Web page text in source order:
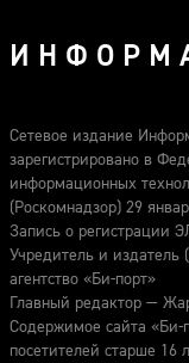
Сетевое издание
зарегистрировано в
информационных
(Роскомнадзор) 29
Запись о регистрации
Учредитель и
агентство «Би-порт»
Главный редактор —
Содержимое сайта «Би-
посетителей старше 16